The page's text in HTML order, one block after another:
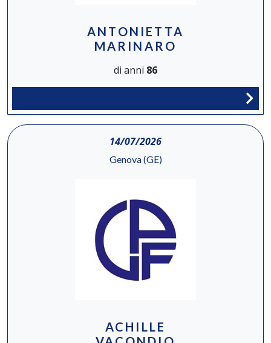
ANTONIETTA
MARINARO
di anni 86
14/07/2026
Genova (GE)
ACHILLE